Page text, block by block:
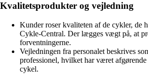
Kvalitetsprodukter og vejledning
Kunder roser kvaliteten af de cykler, de
Cykle-Central. Der lægges vægt på, at
forventningerne.
Vejledningen fra personalet beskrives
professionel, hvilket har været
cykel.